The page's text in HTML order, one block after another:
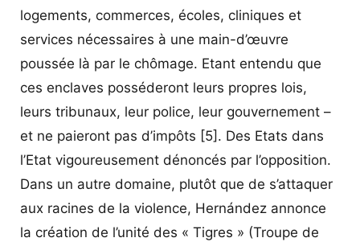
logements, commerces, écoles, cliniques et
services nécessaires à une main-d’œuvre
poussée là par le chômage. Etant entendu que
ces enclaves posséderont leurs propres lois,
leurs tribunaux, leur police, leur gouvernement –
et ne paieront pas d’impôts [5] . Des Etats dans
l’Etat vigoureusement dénoncés par l’opposition.
Dans un autre domaine, plutôt que de s’attaquer
aux racines de la violence, Hernández annonce
la création de l’unité des « Tigres » (Troupe de